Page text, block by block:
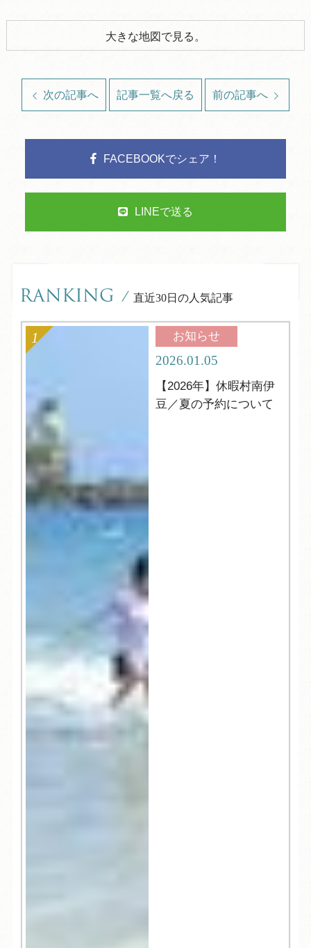
大きな地図で見る。
次の記事へ 記事一覧へ戻る 前の記事へ
FACEBOOKでシェア！
LINEで送る
RANKING / 直近30日の人気記事
お知らせ
2026.01.05
【2026年】休暇村南伊
豆／夏の予約について